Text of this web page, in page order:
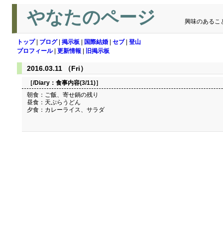
やなたのページ 興味のあるこ
トップ| ブログ| 掲示板 国際結婚 セブ| 登山
プロフィール| 更新情報 旧掲示板
2016.03.11 （Fri）
［/Diary： 食事内容(3/11)］
朝食：ご飯、寄せ鍋の残り
昼食：天ぷらうどん
夕食：カレーライス、サラダ